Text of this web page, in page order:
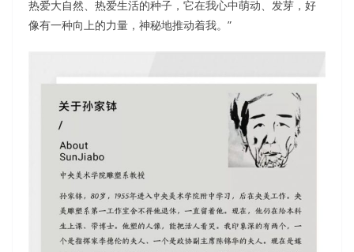
热爱大自然、热爱生活的种子，它在我心中萌动、发芽，好
像有一种向上的力量，神秘地推动着我。”